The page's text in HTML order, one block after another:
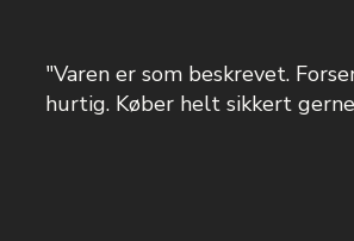
"Varen er som beskrevet.
hurtig. Køber helt sikkert